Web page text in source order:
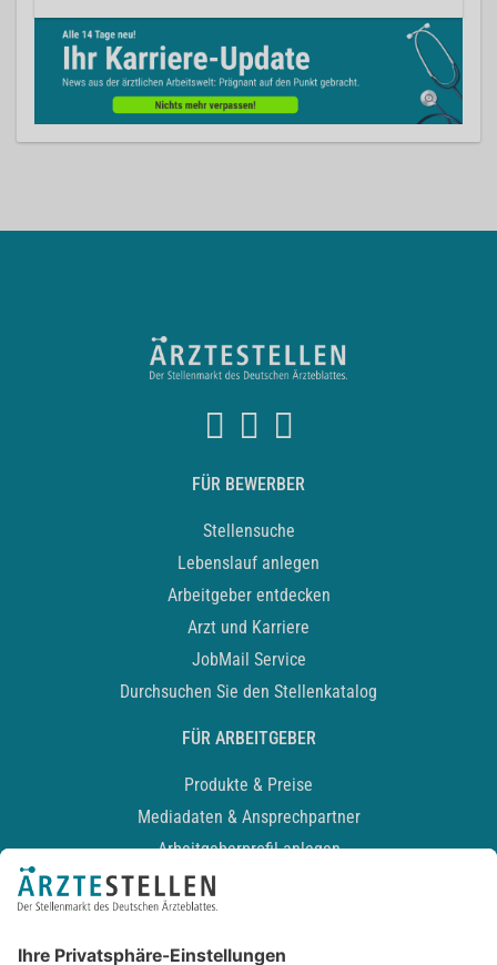
FÜR BEWERBER
Stellensuche
Lebenslauf anlegen
Arbeitgeber entdecken
Arzt und Karriere
JobMail Service
Durchsuchen Sie den Stellenkatalog
FÜR ARBEITGEBER
Produkte & Preise
Mediadaten & Ansprechpartner
Arbeitgeberprofil anlegen
Recruiting-Podcast